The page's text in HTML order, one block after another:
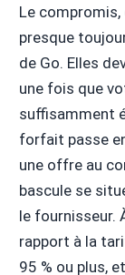
Le
presque
de Go. Elles
une fois que
suffisamment
forfait passe
une offre au
bascule se
le fournisseur.
rapport à la
95 % ou plus,